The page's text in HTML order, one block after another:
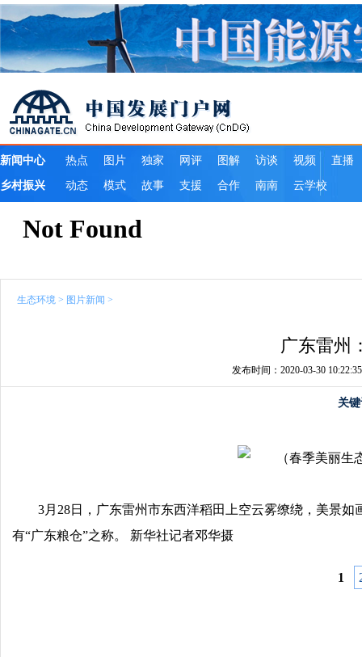
生态环境 > 图片新闻 >
广东雷州
发布时间：2020-03-30 10:22:35
关
3月28日，广东雷州市东西洋稻田上空云雾缭绕，美景
有“广东粮仓”之称。 新华社记者邓华摄
1